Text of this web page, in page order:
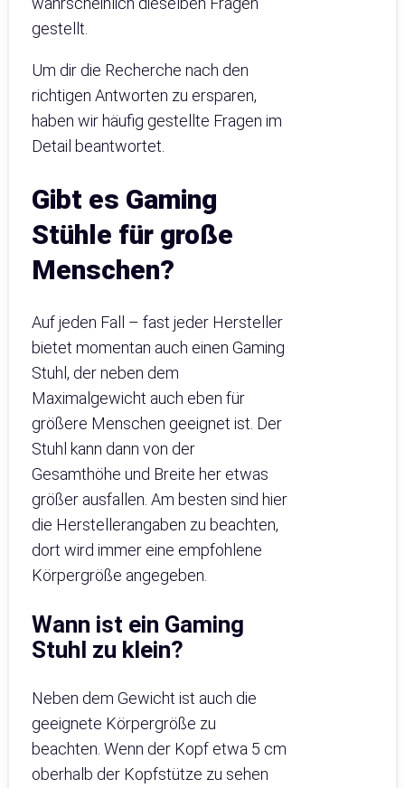
gestellt.
Um dir die Recherche nach den
richtigen Antworten zu ersparen,
haben wir häufig gestellte Fragen im
Detail beantwortet.
Gibt es Gaming
Stühle für große
Menschen?
Auf jeden Fall – fast jeder Hersteller
bietet momentan auch einen Gaming
Stuhl, der neben dem
Maximalgewicht auch eben für
größere Menschen geeignet ist. Der
Stuhl kann dann von der
Gesamthöhe und Breite her etwas
größer ausfallen. Am besten sind hier
die Herstellerangaben zu beachten,
dort wird immer eine empfohlene
Körpergröße angegeben.
Wann ist ein Gaming
Stuhl zu klein?
Neben dem Gewicht ist auch die
geeignete Körpergröße zu
beachten. Wenn der Kopf etwa 5 cm
oberhalb der Kopfstütze zu sehen